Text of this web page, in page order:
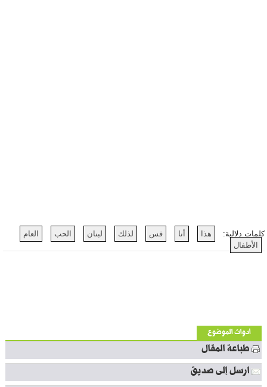
كلمات دلالية: هذا أنا فس لذلك لبنان الحب
العام
الأطفال
أدوات الموضوع
طباعة المقال
ارسل إلى صديق